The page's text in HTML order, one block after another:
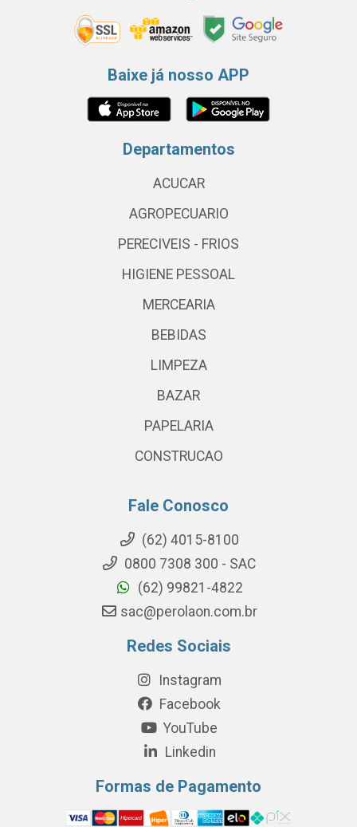
Baixe já nosso APP
Departamentos
ACUCAR
AGROPECUARIO
PERECIVEIS - FRIOS
HIGIENE PESSOAL
MERCEARIA
BEBIDAS
LIMPEZA
BAZAR
PAPELARIA
CONSTRUCAO
Fale Conosco
(62) 4015-8100
0800 7308 300 - SAC
(62) 99821-4822
sac@perolaon.com.br
Redes Sociais
Instagram
Facebook
YouTube
Linkedin
Formas de Pagamento